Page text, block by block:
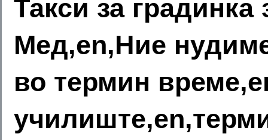
Такси за
Мед,en,Ние
во термин